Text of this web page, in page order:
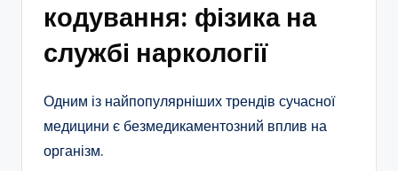
кодування: фізика на
службі наркології
Одним із найпопулярніших трендів сучасної
медицини є безмедикаментозний вплив на
організм.